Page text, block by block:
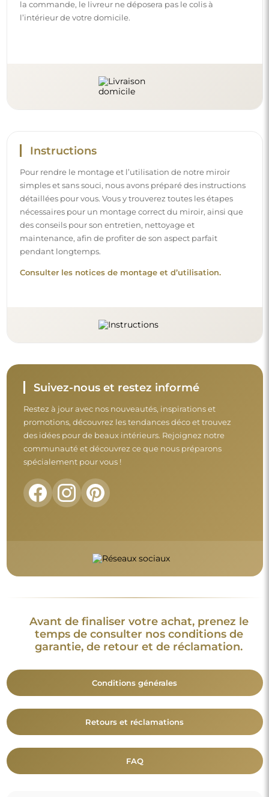
la commande, le livreur ne déposera pas le colis à
l’intérieur de votre domicile.
Instructions
Pour rendre le montage et l’utilisation de notre miroir
simples et sans souci, nous avons préparé des instructions
détaillées pour vous. Vous y trouverez toutes les étapes
nécessaires pour un montage correct du miroir, ainsi que
des conseils pour son entretien, nettoyage et
maintenance, afin de profiter de son aspect parfait
pendant longtemps.
Consulter les notices de montage et d’utilisation.
Suivez-nous et restez informé
Restez à jour avec nos nouveautés, inspirations et
promotions, découvrez les tendances déco et trouvez
des idées pour de beaux intérieurs. Rejoignez notre
communauté et découvrez ce que nous préparons
spécialement pour vous !
Avant de finaliser votre achat, prenez le
temps de consulter nos conditions de
garantie, de retour et de réclamation.
Conditions générales
Retours et réclamations
FAQ